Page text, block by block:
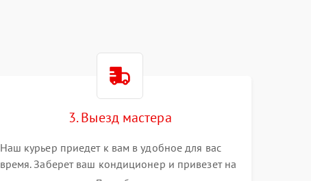
3. Выезд мастера
Наш курьер приедет к вам в удобное для вас
время. Заберет ваш кондиционер и привезет на